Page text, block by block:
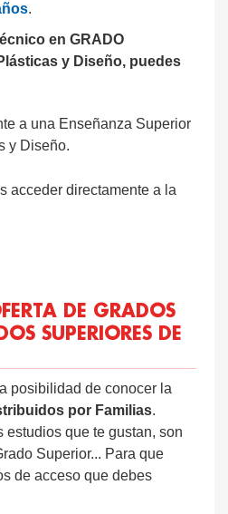
.
en GRADO
y Diseño, puedes
a una Enseñanza Superior
y Diseño.
acceder directamente a la
DE GRADOS
SUPERIORES DE
posibilidad de conocer la
por Familias.
estudios que te gustan, son
Superior... Para que
de acceso que debes